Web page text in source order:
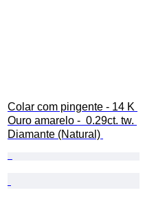
Colar com pingente - 14 K
Ouro amarelo -  0.29ct. tw.
Diamante (Natural)